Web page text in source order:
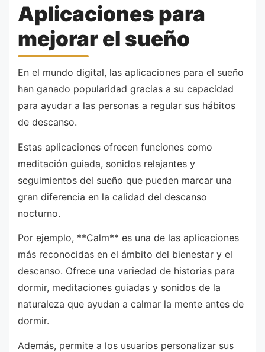
Aplicaciones para
mejorar el sueño
En el mundo digital, las aplicaciones para el sueño
han ganado popularidad gracias a su capacidad
para ayudar a las personas a regular sus hábitos
de descanso.
Estas aplicaciones ofrecen funciones como
meditación guiada, sonidos relajantes y
seguimientos del sueño que pueden marcar una
gran diferencia en la calidad del descanso
nocturno.
Por ejemplo, **Calm** es una de las aplicaciones
más reconocidas en el ámbito del bienestar y el
descanso. Ofrece una variedad de historias para
dormir, meditaciones guiadas y sonidos de la
naturaleza que ayudan a calmar la mente antes de
dormir.
Además, permite a los usuarios personalizar sus